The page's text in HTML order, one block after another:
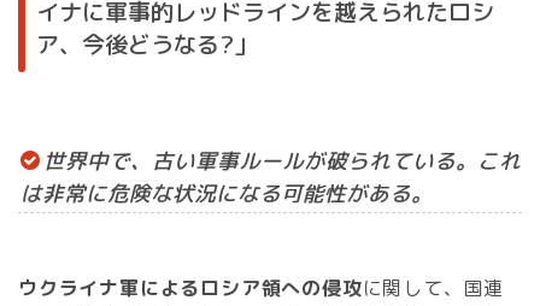
イナに軍事的レッドラインを越えられたロシ
ア、今後どうなる?」
世界中で、古い軍事ルールが破られている。これ
は非常に危険な状況になる可能性がある。
ウクライナ軍によるロシア領への侵攻に関して、国連